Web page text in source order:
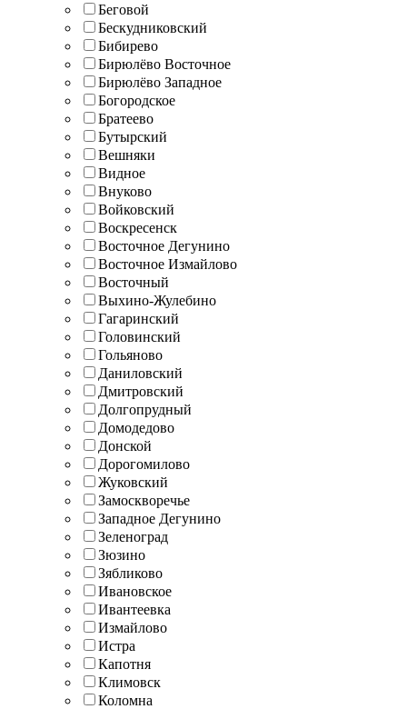
Беговой
Бескудниковский
Бибирево
Бирюлёво Восточное
Бирюлёво Западное
Богородское
Братеево
Бутырский
Вешняки
Видное
Внуково
Войковский
Воскресенск
Восточное Дегунино
Восточное Измайлово
Восточный
Выхино-Жулебино
Гагаринский
Головинский
Гольяново
Даниловский
Дмитровский
Долгопрудный
Домодедово
Донской
Дорогомилово
Жуковский
Замоскворечье
Западное Дегунино
Зеленоград
Зюзино
Зябликово
Ивановское
Ивантеевка
Измайлово
Истра
Капотня
Климовск
Коломна